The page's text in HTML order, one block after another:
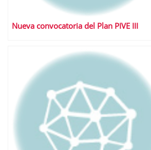
Nueva convocatoria del Plan PIVE III